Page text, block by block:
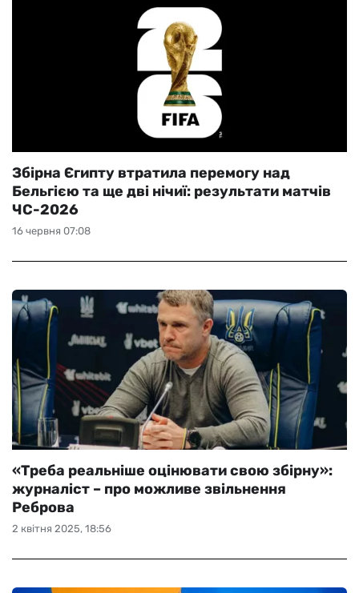
16 червня 07:08
Збірна Єгипту втратила перемогу над
Бельгією та ще дві нічиї: результати матчів
ЧС-2026
2 квітня 2025, 18:56
«Треба реальніше оцінювати свою збірну»:
журналіст – про можливе звільнення
Реброва